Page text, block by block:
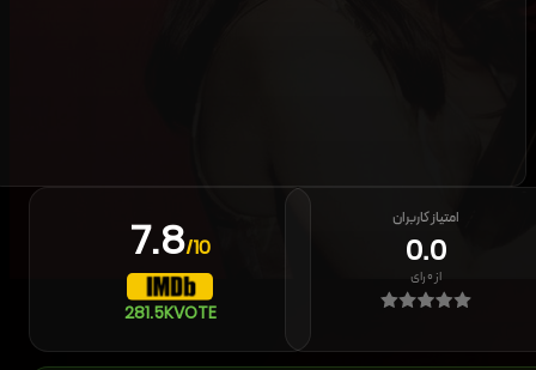
7.8/10
281.5KVOTE
امتیاز کاربران
0.0
از۰رای